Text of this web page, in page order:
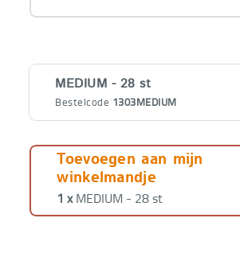
Varianten
MEDIUM - 28 st
Bestelcode 1303MEDIUM
Bestelcode1303MEDIUM
LARGE - 28 st
Bestelcode1303LARGE
Toevoegen aan mijn
winkelmandje
1 xMEDIUM - 28 st